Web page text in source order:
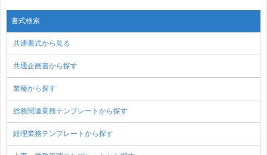
書式検索
共通書式から見る
共通企画書から探す
業種から探す
総務関連業務テンプレートから探す
経理業務テンプレートから探す